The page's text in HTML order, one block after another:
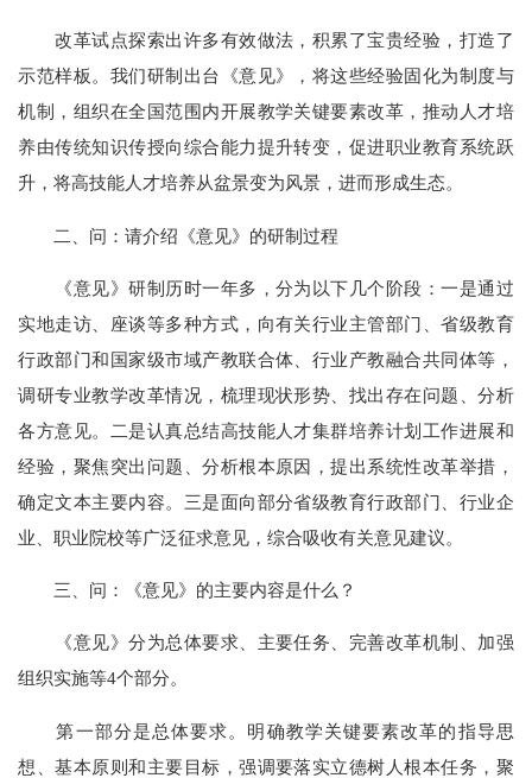
改革试点探索出许多有效做法，积累了宝贵经验，打造了
示范样板。我们研制出台《意见》，将这些经验固化为制度与
机制，组织在全国范围内开展教学关键要素改革，推动人才培
养由传统知识传授向综合能力提升转变，促进职业教育系统跃
升，将高技能人才培养从盆景变为风景，进而形成生态。
二、问：请介绍《意见》的研制过程
《意见》研制历时一年多，分为以下几个阶段：一是通过
实地走访、座谈等多种方式，向有关行业主管部门、省级教育
行政部门和国家级市域产教联合体、行业产教融合共同体等，
调研专业教学改革情况，梳理现状形势、找出存在问题、分析
各方意见。二是认真总结高技能人才集群培养计划工作进展和
经验，聚焦突出问题、分析根本原因，提出系统性改革举措，
确定文本主要内容。三是面向部分省级教育行政部门、行业企
业、职业院校等广泛征求意见，综合吸收有关意见建议。
三、问：《意见》的主要内容是什么？
《意见》分为总体要求、主要任务、完善改革机制、加强
组织实施等4个部分。
第一部分是总体要求。明确教学关键要素改革的指导思
想、基本原则和主要目标，强调要落实立德树人根本任务，聚